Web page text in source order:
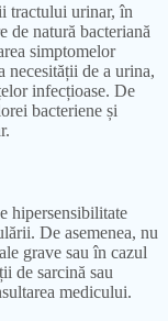
tractului urinar, în
natură bacteriană
simptomelor
necesității de a urina,
infecțioase. De
bacteriene și
hipersensibilitate
De asemenea, nu
grave sau în cazul
de sarcină sau
medicului.